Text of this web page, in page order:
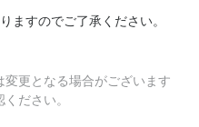
ますのでご了承ください。
更となる場合がございます
ださい。
らの押し付けなし！）
つ
ル業務全般です！
う、手腕をフルに発揮してく
場での業務全般です！